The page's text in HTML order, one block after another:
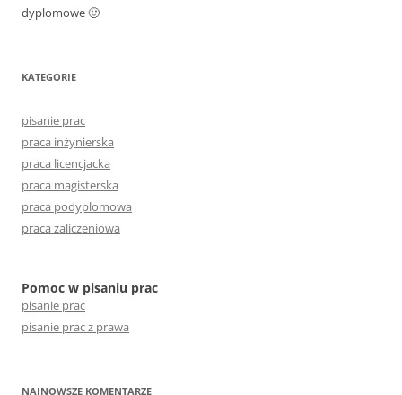
dyplomowe 🙂
KATEGORIE
pisanie prac
praca inżynierska
praca licencjacka
praca magisterska
praca podyplomowa
praca zaliczeniowa
Pomoc w pisaniu prac
pisanie prac
pisanie prac z prawa
NAJNOWSZE KOMENTARZE